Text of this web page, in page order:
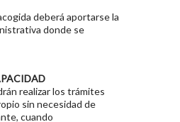
deberá aportarse la
donde se
realizar los trámites
sin necesidad de
cuando